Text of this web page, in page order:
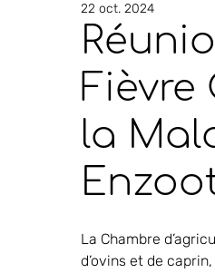
Fièvre
la
22 oct. 2024
La Chambre
d’ovins et de